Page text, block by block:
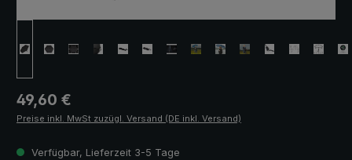
Regulärer Preis:
49,60 €
Preise inkl. MwSt zuzügl. Versand (DE inkl. Versand)
Verfügbar, Lieferzeit 3-5 Tage